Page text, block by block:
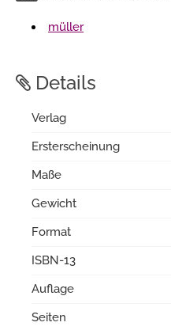
müller
Details
Verlag
Ersterscheinung
Maße
Gewicht
Format
ISBN-13
Auflage
Seiten